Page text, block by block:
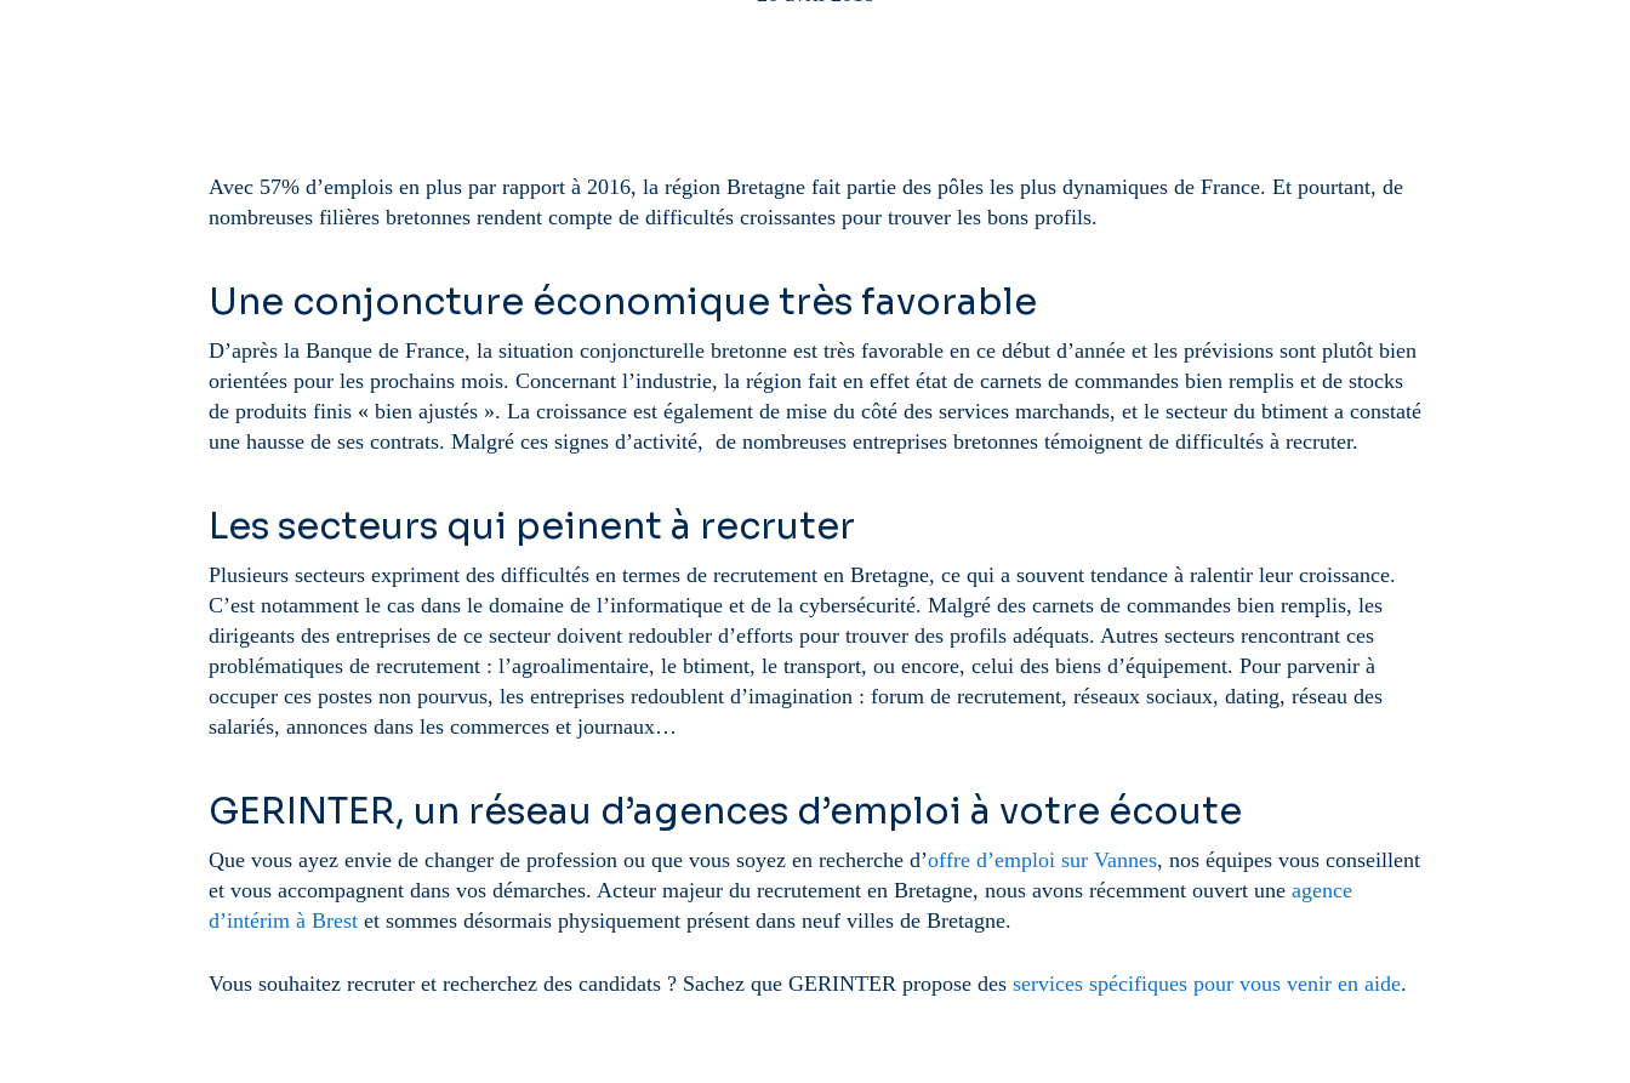
Avec 57% d’emplois en plus par rapport à 2016, la région Bretagne fait partie des pôles les plus dynamiques de France. Et pourtant, de
nombreuses filières bretonnes rendent compte de difficultés croissantes pour trouver les bons profils.
Une conjoncture économique très favorable
D’après la Banque de France, la situation conjoncturelle bretonne est très favorable en ce début d’année et les prévisions sont plutôt bien
orientées pour les prochains mois. Concernant l’industrie, la région fait en effet état de carnets de commandes bien remplis et de stocks
de produits finis « bien ajustés ». La croissance est également de mise du côté des services marchands, et le secteur du btiment a constaté
une hausse de ses contrats. Malgré ces signes d’activité, de nombreuses entreprises bretonnes témoignent de difficultés à recruter.
Les secteurs qui peinent à recruter
Plusieurs secteurs expriment des difficultés en termes de recrutement en Bretagne, ce qui a souvent tendance à ralentir leur croissance.
C’est notamment le cas dans le domaine de l’informatique et de la cybersécurité. Malgré des carnets de commandes bien remplis, les
dirigeants des entreprises de ce secteur doivent redoubler d’efforts pour trouver des profils adéquats. Autres secteurs rencontrant ces
problématiques de recrutement : l’agroalimentaire, le btiment, le transport, ou encore, celui des biens d’équipement. Pour parvenir à
occuper ces postes non pourvus, les entreprises redoublent d’imagination : forum de recrutement, réseaux sociaux, dating, réseau des
salariés, annonces dans les commerces et journaux…
GERINTER, un réseau d’agences d’emploi à votre écoute
Que vous ayez envie de changer de profession ou que vous soyez en recherche d’offre d’emploi sur Vannes, nos équipes vous conseillent
et vous accompagnent dans vos démarches. Acteur majeur du recrutement en Bretagne, nous avons récemment ouvert une agence
d’intérim à Brest et sommes désormais physiquement présent dans neuf villes de Bretagne.
Vous souhaitez recruter et recherchez des candidats ? Sachez que GERINTER propose des services spécifiques pour vous venir en aide.